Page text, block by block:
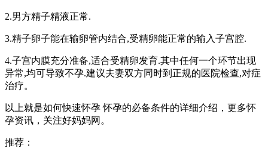
2.男方精子精液正常.
3.精子卵子能在输卵管内结合,受精卵能正常的输入子宫腔.
4.子宫内膜充分准备,适合受精卵发育.其中任何一个环节出现
异常,均可导致不孕.建议夫妻双方同时到正规的医院检查,对症
治疗。
以上就是如何快速怀孕 怀孕的必备条件的详细介绍，更多怀
孕资讯，关注好妈妈网。
推荐：